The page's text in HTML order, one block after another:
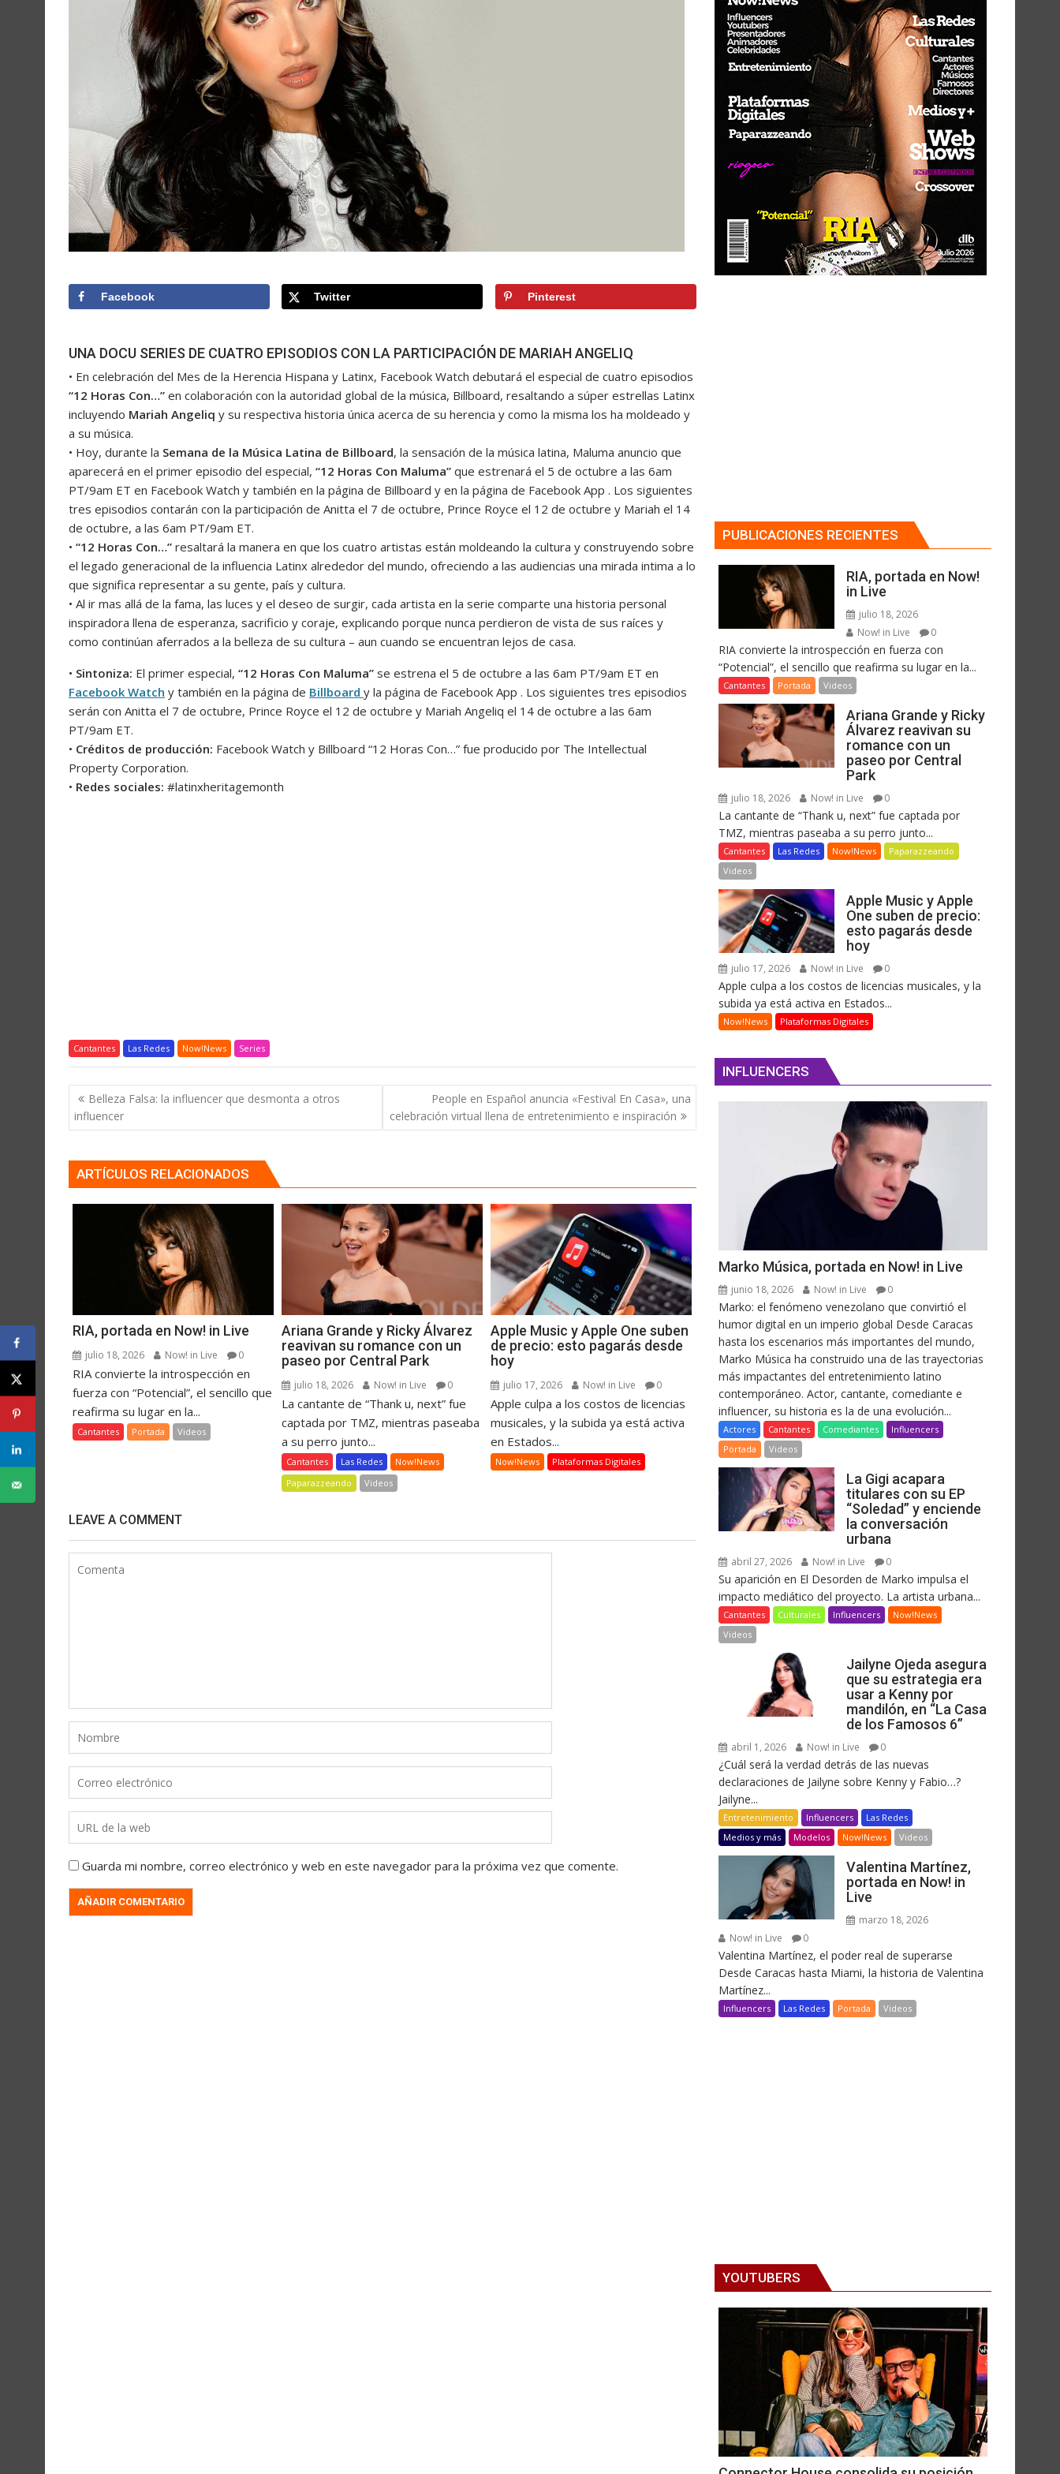
Facebook Twitter Pinterest
UNA DOCU SERIES DE CUATRO EPISODIOS CON LA PARTICIPACIÓN DE MARIAH ANGELIQ
• En celebración del Mes de la Herencia Hispana y Latinx, Facebook Watch debutará el especial de cuatro episodios
“12 Horas Con…” en colaboración con la autoridad global de la música, Billboard, resaltando a súper estrellas Latinx
incluyendo Mariah Angeliq y su respectiva historia única acerca de su herencia y como la misma los ha moldeado y
a su música.
• Hoy, durante la Semana de la Música Latina de Billboard, la sensación de la música latina, Maluma anuncio que
aparecerá en el primer episodio del especial, “12 Horas Con Maluma” que estrenará el 5 de octubre a las 6am
PT/9am ET en Facebook Watch y también en la página de Billboard y en la página de Facebook App . Los siguientes
tres episodios contarán con la participación de Anitta el 7 de octubre, Prince Royce el 12 de octubre y Mariah el 14
de octubre, a las 6am PT/9am ET.
• “12 Horas Con…” resaltará la manera en que los cuatro artistas están moldeando la cultura y construyendo sobre
el legado generacional de la influencia Latinx alrededor del mundo, ofreciendo a las audiencias una mirada intima a lo
que significa representar a su gente, país y cultura.
• Al ir mas allá de la fama, las luces y el deseo de surgir, cada artista en la serie comparte una historia personal
inspiradora llena de esperanza, sacrificio y coraje, explicando porque nunca perdieron de vista de sus raíces y
como continúan aferrados a la belleza de su cultura – aun cuando se encuentran lejos de casa.
• Sintoniza: El primer especial, “12 Horas Con Maluma” se estrena el 5 de octubre a las 6am PT/9am ET en
Facebook Watch y también en la página de Billboard y la página de Facebook App . Los siguientes tres episodios
serán con Anitta el 7 de octubre, Prince Royce el 12 de octubre y Mariah Angeliq el 14 de octubre a las 6am
PT/9am ET.
• Créditos de producción: Facebook Watch y Billboard “12 Horas Con…” fue producido por The Intellectual
Property Corporation.
• Redes sociales: #latinxheritagemonth
Cantantes Las Redes Now!News Series
Navegación
de
entradas
Belleza Falsa: la influencer que desmonta a otros
influencer
People en Español anuncia «Festival En Casa», una
celebración virtual llena de entretenimiento e inspiración
ARTÍCULOS RELACIONADOS
RIA, portada en Now! in Live
julio 18, 2026 Now! in Live 0
RIA convierte la introspección en
fuerza con “Potencial”, el sencillo que
reafirma su lugar en la...
Cantantes Portada Videos
Ariana Grande y Ricky Álvarez
reavivan su romance con un
paseo por Central Park
julio 18, 2026 Now! in Live 0
La cantante de “Thank u, next” fue
captada por TMZ, mientras paseaba
a su perro junto...
Cantantes Las Redes
Now!News
Paparazzeando
Videos
Apple Music y Apple One suben
de precio: esto pagarás desde
hoy
julio 17, 2026 Now! in Live 0
Apple culpa a los costos de licencias
musicales, y la subida ya está activa
en Estados...
Now!News Plataformas Digitales
LEAVE A COMMENT
Guarda mi nombre, correo electrónico y web en este navegador para la próxima vez que comente.
PUBLICACIONES RECIENTES
RIA, portada en Now!
in Live
julio 18, 2026
Now! in Live
0
RIA convierte la introspección en fuerza con
“Potencial”, el sencillo que reafirma su lugar en la...
Cantantes Portada Videos
Ariana Grande y Ricky
Álvarez reavivan su
romance con un
paseo por Central
Park
julio 18, 2026 Now! in Live 0
La cantante de “Thank u, next” fue captada por
TMZ, mientras paseaba a su perro junto...
Cantantes Las Redes Now!News
Paparazzeando
Videos
Apple Music y Apple
One suben de precio:
esto pagarás desde
hoy
julio 17, 2026 Now! in Live 0
Apple culpa a los costos de licencias musicales, y la
subida ya está activa en Estados...
Now!News Plataformas Digitales
INFLUENCERS
Marko Música, portada en Now! in Live
junio 18, 2026 Now! in Live 0
Marko: el fenómeno venezolano que convirtió el
humor digital en un imperio global Desde Caracas
hasta los escenarios más importantes del mundo,
Marko Música ha construido una de las trayectorias
más impactantes del entretenimiento latino
contemporáneo. Actor, cantante, comediante e
influencer, su historia es la de una evolución...
Actores Cantantes Comediantes
Influencers
Portada
Videos
La Gigi acapara
titulares con su EP
“Soledad” y enciende
la conversación
urbana
abril 27, 2026 Now! in Live 0
Su aparición en El Desorden de Marko impulsa el
impacto mediático del proyecto. La artista urbana...
Cantantes Culturales Influencers
Now!News
Videos
Jailyne Ojeda asegura
que su estrategia era
usar a Kenny por
mandilón, en “La Casa
de los Famosos 6”
abril 1, 2026 Now! in Live 0
¿Cuál será la verdad detrás de las nuevas
declaraciones de Jailyne sobre Kenny y Fabio…?
Jailyne...
Entretenimiento Influencers
Las Redes
Medios y más
Modelos Now!News Videos
Valentina Martínez,
portada en Now! in
Live
marzo 18, 2026
Now! in Live
0
Valentina Martínez, el poder real de superarse
Desde Caracas hasta Miami, la historia de Valentina
Martínez...
Influencers Las Redes Portada Videos
YOUTUBERS